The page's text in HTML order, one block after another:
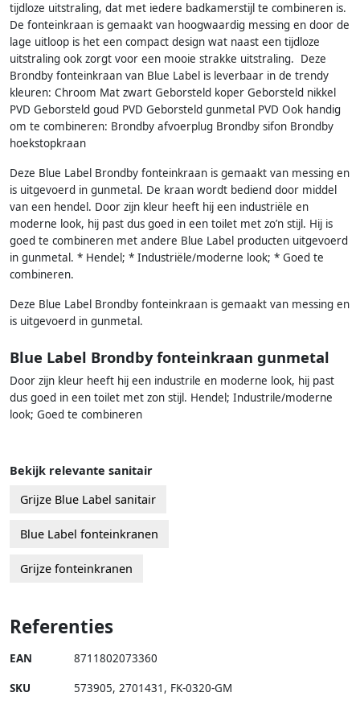
tijdloze uitstraling, dat met iedere badkamerstijl te combineren is.
De fonteinkraan is gemaakt van hoogwaardig messing en door de
lage uitloop is het een compact design wat naast een tijdloze
uitstraling ook zorgt voor een mooie strakke uitstraling. Deze
Brondby fonteinkraan van Blue Label is leverbaar in de trendy
kleuren: Chroom Mat zwart Geborsteld koper Geborsteld nikkel
PVD Geborsteld goud PVD Geborsteld gunmetal PVD Ook handig
om te combineren: Brondby afvoerplug Brondby sifon Brondby
hoekstopkraan
Deze Blue Label Brondby fonteinkraan is gemaakt van messing en
is uitgevoerd in gunmetal. De kraan wordt bediend door middel
van een hendel. Door zijn kleur heeft hij een industriële en
moderne look, hij past dus goed in een toilet met zo’n stijl. Hij is
goed te combineren met andere Blue Label producten uitgevoerd
in gunmetal. * Hendel; * Industriële/moderne look; * Goed te
combineren.
Deze Blue Label Brondby fonteinkraan is gemaakt van messing en
is uitgevoerd in gunmetal.
Blue Label Brondby fonteinkraan gunmetal
Door zijn kleur heeft hij een industrile en moderne look, hij past
dus goed in een toilet met zon stijl. Hendel; Industrile/moderne
look; Goed te combineren
Bekijk relevante sanitair
Grijze Blue Label sanitair
Blue Label fonteinkranen
Grijze fonteinkranen
Referenties
EAN 8711802073360
SKU 573905, 2701431 , FK-0320-GM